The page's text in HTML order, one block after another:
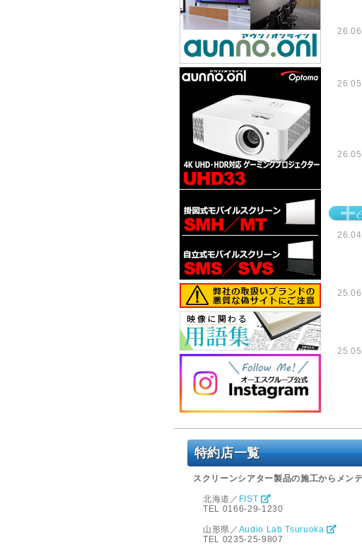
特約店一覧
スクリーンシアター製品の施工からメン
北海道／ FIST
TEL 0166-29-1230
山形県／ Audio Lab Tsuruoka
TEL 0235-25-9807